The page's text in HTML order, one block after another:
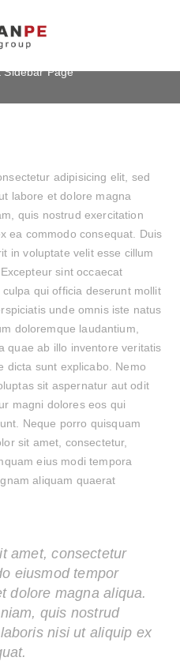
Page
Sidebar Page
adipisicing elit, sed
labore et dolore magna
quis nostrud exercitation
ea commodo consequat. Duis
in voluptate velit esse cillum
sint occaecat
qui officia deserunt mollit
unde omnis iste natus
doloremque laudantium,
quae ab illo inventore veritatis
dicta sunt explicabo. Nemo
sit aspernatur aut odit
magni dolores eos qui
Neque porro quisquam
sit amet, consectetur,
eius modi tempora
aliquam quaerat
amet, consectetur
eiusmod tempor
dolore magna aliqua.
quis nostrud
nisi ut aliquip ex